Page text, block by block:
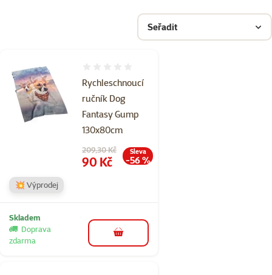
Seřadit
Rychleschnoucí
ručník Dog
Fantasy Gump
130x80cm
Původní cena
209,30 Kč
Cena
90 Kč
Sleva
-56 %
💥 Výprodej
Skladem
Doprava
zdarma
do košíku